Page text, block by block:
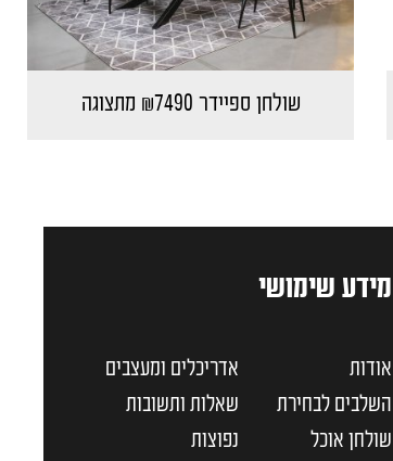
שולחן ספיידר ₪7490 מתצוגה
מידע שימושי
אודות
השלבים לבחירת
שולחן אוכל
אדריכלים ומעצבים
שאלות ותשובות
נפוצות